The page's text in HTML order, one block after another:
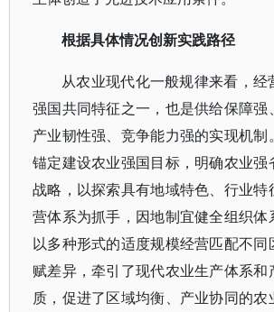
根据具体情况创新实践路径
从农业现代化一般规律来看，经
强国共同特征之一，也是供给保障强
产业韧性强、竞争能力强的实现机制
锚定建设农业强国目标，明确农业强
战略，以探索具有地域特色、行业特
营体系为抓手，因地制宜健全组织体
以多种形式的适度规模经营匹配不同
赋差异，牵引了现代农业生产体系和
质，促进了区域均衡、产业协同的农